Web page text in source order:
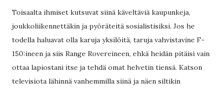
Toisaalta ihmiset kutsuvat siinä käveltäviä kaupunkeja,
joukkoliikennettäkin ja pyöräteitä sosialistisiksi. Jos he
todella haluavat olla karuja yksilöitä, taruja vahvistavine F-
150:ineen ja siis Range Rovereineen, ehkä heidän pitäisi vain
ottaa lapiostani itse ja tehdä omat helvetin tiensä. Katson
televisiota lähinnä vanhemmilla siinä ja näen siltikin